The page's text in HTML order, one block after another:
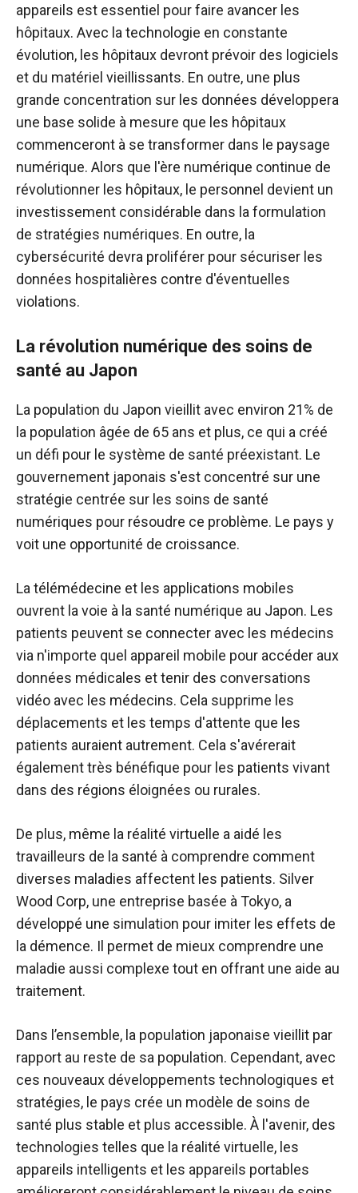
appareils est essentiel pour faire avancer les
hôpitaux. Avec la technologie en constante
évolution, les hôpitaux devront prévoir des logiciels
et du matériel vieillissants. En outre, une plus
grande concentration sur les données développera
une base solide à mesure que les hôpitaux
commenceront à se transformer dans le paysage
numérique. Alors que l'ère numérique continue de
révolutionner les hôpitaux, le personnel devient un
investissement considérable dans la formulation
de stratégies numériques. En outre, la
cybersécurité devra proliférer pour sécuriser les
données hospitalières contre d'éventuelles
violations.
La révolution numérique des soins de
santé au Japon
La population du Japon vieillit avec environ 21% de
la population âgée de 65 ans et plus, ce qui a créé
un défi pour le système de santé préexistant. Le
gouvernement japonais s'est concentré sur une
stratégie centrée sur les soins de santé
numériques pour résoudre ce problème. Le pays y
voit une opportunité de croissance.
La télémédecine et les applications mobiles
ouvrent la voie à la santé numérique au Japon. Les
patients peuvent se connecter avec les médecins
via n'importe quel appareil mobile pour accéder aux
données médicales et tenir des conversations
vidéo avec les médecins. Cela supprime les
déplacements et les temps d'attente que les
patients auraient autrement. Cela s'avérerait
également très bénéfique pour les patients vivant
dans des régions éloignées ou rurales.
De plus, même la réalité virtuelle a aidé les
travailleurs de la santé à comprendre comment
diverses maladies affectent les patients. Silver
Wood Corp, une entreprise basée à Tokyo, a
développé une simulation pour imiter les effets de
la démence. Il permet de mieux comprendre une
maladie aussi complexe tout en offrant une aide au
traitement.
Dans l’ensemble, la population japonaise vieillit par
rapport au reste de sa population. Cependant, avec
ces nouveaux développements technologiques et
stratégies, le pays crée un modèle de soins de
santé plus stable et plus accessible. À l'avenir, des
technologies telles que la réalité virtuelle, les
appareils intelligents et les appareils portables